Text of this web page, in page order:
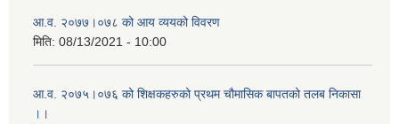
आ.व. २०७७।०७८ को आय व्ययको विवरण
मिति: 08/13/2021 - 10:00
आ.व. २०७५।०७६ को शिक्षकहरुको प्रथम चौमासिक बापतको तलब निकासा
।।